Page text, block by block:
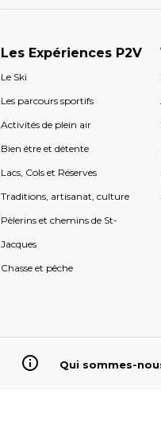
Les Expériences P2V
Le Ski
Les parcours sportifs
Activités de plein air
Bien être et détente
Lacs, Cols et Réserves
Traditions, artisanat, culture
Pèlerins et chemins de St-
Jacques
Chasse et pêche
Qui sommes-